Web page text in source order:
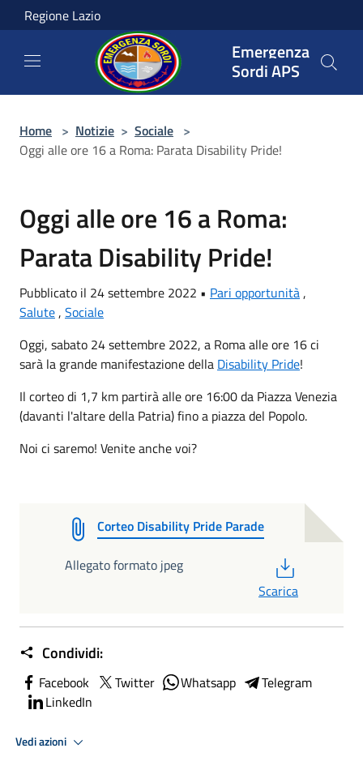
Salta al contenuto principale
Regione Lazio
Emergenza
Sordi APS
Home > Notizie > Sociale >
Oggi alle ore 16 a Roma: Parata Disability Pride!
Oggi alle ore 16 a Roma:
Parata Disability Pride!
Pubblicato il 24 settembre 2022 • Pari opportunità,
Salute, Sociale
Oggi, sabato 24 settembre 2022, a Roma alle ore 16 ci
sarà la grande manifestazionedella Disability Pride!
Il corteo di 1,7 km partirà alle ore 16:00 da Piazza Venezia
(davanti l'altare della Patria) fino a piazza del Popolo.
Noi ci saremo! Venite anche voi?
Corteo Disability Pride Parade
Allegato formato jpeg
Scarica
Condividi:
Facebook Twitter Whatsapp
Telegram
LinkedIn
Vedi azioni